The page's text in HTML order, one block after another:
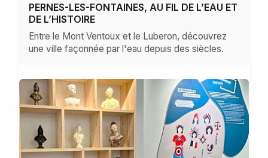
PERNES-LES-FONTAINES, AU FIL DE L’EAU ET
DE L’HISTOIRE
Entre le Mont Ventoux et le Luberon, découvrez
une ville façonnée par l'eau depuis des siècles.